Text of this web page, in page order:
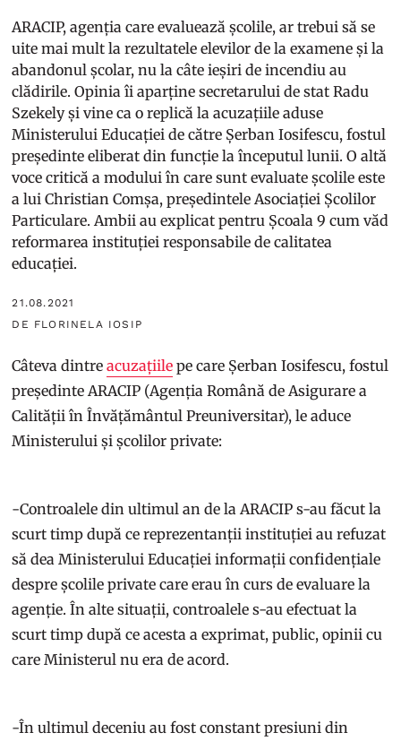
ARACIP, agenția care evaluează școlile, ar trebui să se
uite mai mult la rezultatele elevilor de la examene și la
abandonul școlar, nu la câte ieșiri de incendiu au
clădirile. Opinia îi aparține secretarului de stat Radu
Szekely și vine ca o replică la acuzațiile aduse
Ministerului Educației de către Șerban Iosifescu, fostul
președinte eliberat din funcție la începutul lunii. O altă
voce critică a modului în care sunt evaluate școlile este
a lui Christian Comșa, președintele Asociației Școlilor
Particulare. Ambii au explicat pentru Școala 9 cum văd
reformarea instituției responsabile de calitatea
educației.
21.08.2021
DE FLORINELA IOSIP
Câteva dintreacuzațiile pe care Șerban Iosifescu, fostul
președinte ARACIP (Agenția Română de Asigurare a
Calității în Învățământul Preuniversitar), le aduce
Ministerului și școlilor private:
-Controalele din ultimul an de la ARACIP s-au făcut la
scurt timp după ce reprezentanții instituției au refuzat
să dea Ministerului Educației informații confidențiale
despre școlile private care erau în curs de evaluare la
agenție. În alte situații, controalele s-au efectuat la
scurt timp după ce acesta a exprimat, public, opinii cu
care Ministerul nu era de acord.
-În ultimul deceniu au fost constant presiuni din